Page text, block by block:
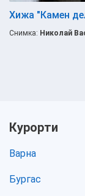
Хижа "Камен
Снимка: Николай
Курорти
Варна
Бургас